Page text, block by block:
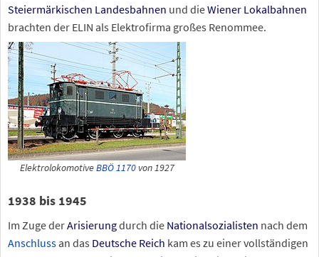
Steiermärkischen Landesbahnen und dieWiener Lokalbahnen
brachten der ELIN als Elektrofirma großes Renommee.
ElektrolokomotiveBBÖ 1170von 1927
1938 bis 1945
Im Zuge derArisierungdurch die Nationalsozialisten nach dem
Anschluss an das Deutsche Reich kam es zu einer vollständigen